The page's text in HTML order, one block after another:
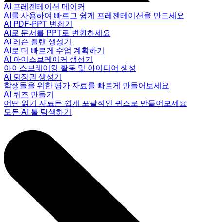
AI 프레젠테이션 메이커
AI를 사용하여 빠르고 쉽게 프레젠테이션을 만드세요
AI PDF-PPT 변환기
AI로 문서를 PPT로 변환하세요
AI 레슨 플랜 생성기
AI로 더 빠르게 수업 계획하기
AI 아이스브레이커 생성기
아이스브레이킹 활동 및 아이디어 생성
AI 퇴장권 생성기
학생들을 위한 평가 자료를 빠르게 만들어보세요
AI 퀴즈 만들기
어떤 읽기 자료든 쉽게 포괄적인 퀴즈로 만들어보세요
모든 AI 툴 탐색하기